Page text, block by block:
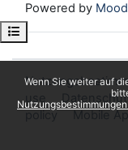
Wenn Sie weiter auf
Kursindex öffnen
Powered by
use
policy
Mobile App